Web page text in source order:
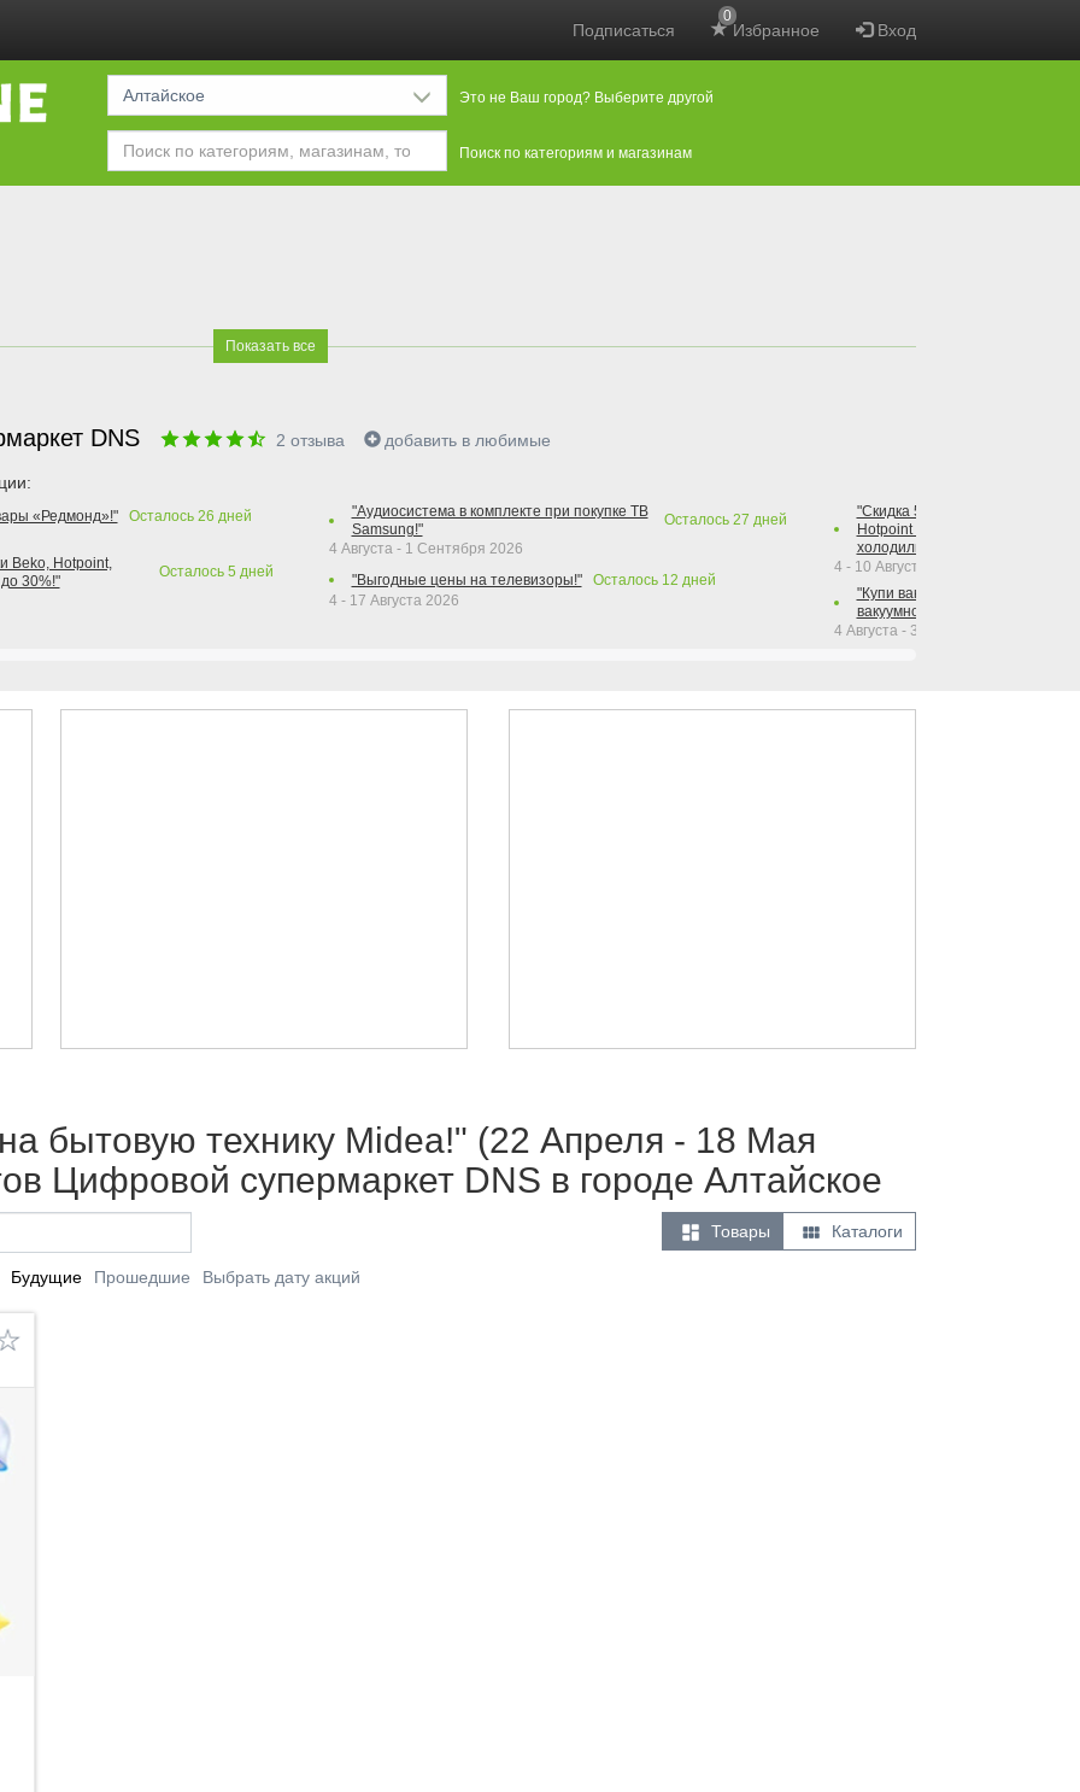
Подписаться Избранное
0
Вход
Алтайское Это не Ваш город? Выберите другой
Поиск по категориям и магазинам
Показать все
DNS 2 отзыва добавить в любимые
«Редмонд»!" Осталось 26 дней
Beko, Hotpoint,
30%!"
Осталось 5 дней
"Аудиосистема в комплекте при покупке ТВ
Samsung!"
Осталось 27 дней
4 Августа - 1 Сентября 2026
"Выгодные цены на телевизоры!"
Осталось 12 дней
4 - 17 Августа 2026
"Скидка 50% на варочную
Hotpoint при покупке духового
холодильника Hotpoint!"
4 - 10 Августа 2026
"Купи вакуумный упаковщик +
вакуумного упаковщика =
4 Августа - 30 Сентября 2026
бытовую технику Midea!" (22 Апреля - 18 Мая
Цифровой супермаркет DNS в городе Алтайское
 Товары  Каталоги
Будущие Прошедшие Выбрать дату акций